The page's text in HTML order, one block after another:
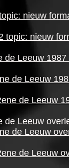
nieuw
topic: nieuw
de Leeuw
de Leeuw
de Leeuw
de Leeuw
de Leeuw
de Leeuw